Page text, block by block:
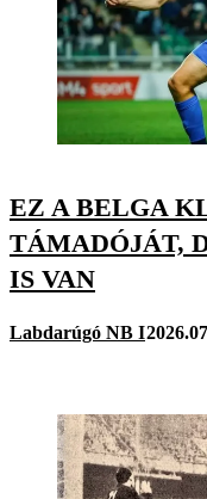
EZ A BELGA
TÁMADÓJÁT,
IS VAN
Labdarúgó NB I